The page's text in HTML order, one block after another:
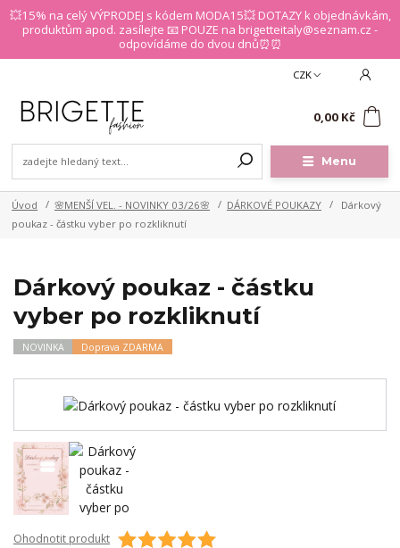
💥15% na celý VÝPRODEJ s kódem MODA15💥 DOTAZY k objednávkám,
produktům apod. zasílejte 📧 POUZE na brigetteitaly@seznam.cz -
odpovídáme do dvou dnů⏰⏰
Menu
CZK
0,00 Kč
Úvod 🌸MENŠÍ VEL. - NOVINKY 03/26🌸 DÁRKOVÉ POUKAZY
Dárkový
poukaz - částku vyber po rozkliknutí
Dárkový poukaz - částku
vyber po rozkliknutí
NOVINKA Doprava ZDARMA
Ohodnotit produkt